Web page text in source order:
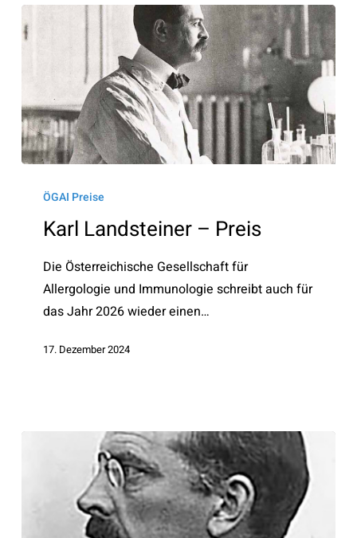
Landsteiner
Preis
ÖGAI Preise
Karl Landsteiner – Preis
Die Österreichische Gesellschaft für
Allergologie und Immunologie schreibt auch für
das Jahr 2026 wieder einen…
17. Dezember 2024